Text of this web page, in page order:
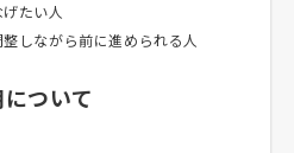
たい人
しながら前に進められる人
ついて